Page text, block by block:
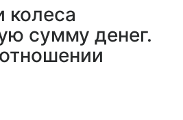
колеса
сумму денег.